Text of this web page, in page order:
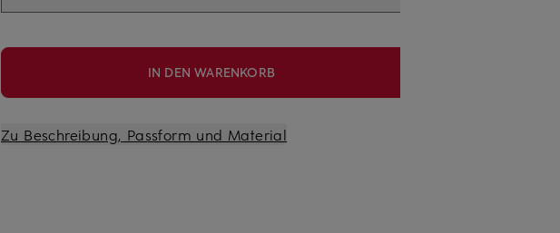
IN DEN WARENKORB
Zu Beschreibung, Passform und Material